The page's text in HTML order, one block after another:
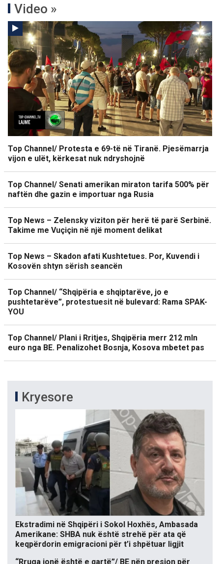
Video »
Top Channel/ Protesta e 69-të në Tiranë. Pjesëmarrja
vijon e ulët, kërkesat nuk ndryshojnë
Top Channel/ Senati amerikan miraton tarifa 500% për
naftën dhe gazin e importuar nga Rusia
Top News – Zelensky viziton për herë të parë Serbinë.
Takime me Vuçiçin në një moment delikat
Top News – Skadon afati Kushtetues. Por, Kuvendi i
Kosovën shtyn sërish seancën
Top Channel/ “Shqipëria e shqiptarëve, jo e
pushtetarëve”, protestuesit në bulevard: Rama SPAK-
YOU
Top Channel/ Plani i Rritjes, Shqipëria merr 212 mln
euro nga BE. Penalizohet Bosnja, Kosova mbetet pas
Kryesore
Ekstradimi në Shqipëri i Sokol Hoxhës, Ambasada
Amerikane: SHBA nuk është strehë për ata që
keqpërdorin emigracioni për t’i shpëtuar ligjit
“Rruga jonë është e qartë”/ BE nën presion për